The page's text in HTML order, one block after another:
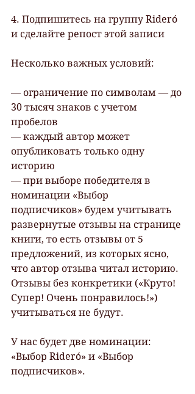
4. Подпишитесь на группу Rideró
и сделайте репост этой записи
Несколько важных условий:
— ограничение по символам — до
30 тысяч знаков с учетом
пробелов
— каждый автор может
опубликовать только одну
историю
— при выборе победителя в
номинации «Выбор
подписчиков» будем учитывать
развернутые отзывы на странице
книги, то есть отзывы от 5
предложений, из которых ясно,
что автор отзыва читал историю.
Отзывы без конкретики («Круто!
Супер! Очень понравилось!»)
учитываться не будут.
У нас будет две номинации:
«Выбор Rideró» и «Выбор
подписчиков».